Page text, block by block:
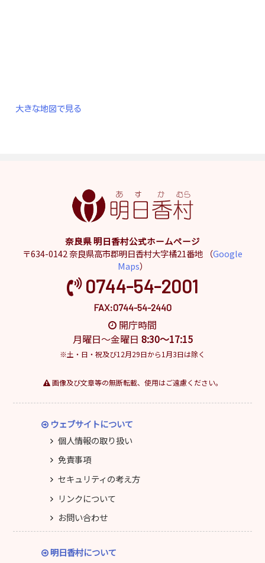
大きな地図で見る
奈良県 明日香村公式ホームページ
〒634-0142 奈良県高市郡明日香村大字橘21番地 （Google
Maps）
0744-54-2001
FAX:0744-54-2440
開庁時間
月曜日～金曜日 8:30～17:15
※土・日・祝及び12月29日から1月3日は除く
画像及び文章等の無断転載、使用はご遠慮ください。
ウェブサイトについて
個人情報の取り扱い
免責事項
セキュリティの考え方
リンクについて
お問い合わせ
明日香村について